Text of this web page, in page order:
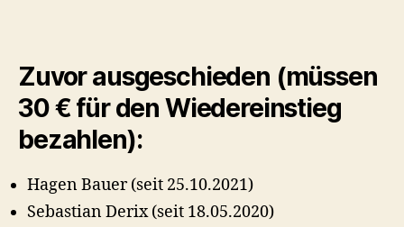
Zuvor ausgeschieden (müssen
30 € für den Wiedereinstieg
bezahlen):
Hagen Bauer (seit 25.10.2021)
Sebastian Derix (seit 18.05.2020)